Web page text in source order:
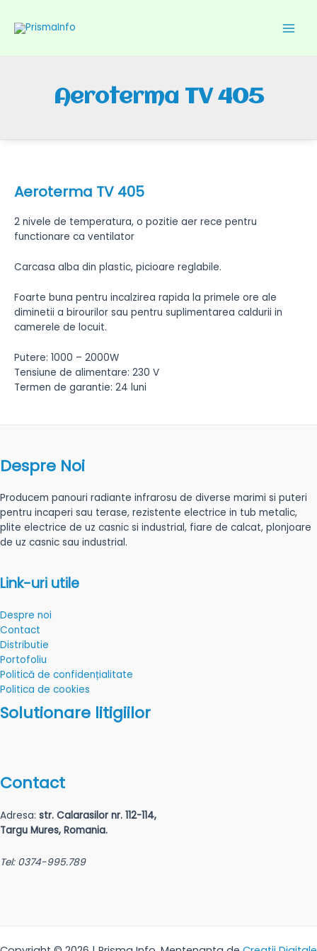
content
Aeroterma TV 405
Aeroterma TV 405
2 nivele de temperatura, o pozitie aer rece pentru
functionare ca ventilator
Carcasa alba din plastic, picioare reglabile.
Foarte buna pentru incalzirea rapida la primele ore ale
diminetii a birourilor sau pentru suplimentarea caldurii in
camerele de locuit.
Putere: 1000 – 2000W
Tensiune de alimentare: 230 V
Termen de garantie: 24 luni
Despre Noi
Producem panouri radiante infrarosu de diverse marimi si puteri
pentru incaperi sau terase, rezistente electrice in tub metalic,
plite electrice de uz casnic si industrial, fiare de calcat, plonjoare
de uz casnic sau industrial.
Link-uri utile
Despre noi
Contact
Distributie
Portofoliu
Politică de confidențialitate
Politica de cookies
Solutionare litigiilor
Contact
Adresa: str. Calarasilor nr. 112-114,
Targu Mures, Romania.
Tel: 0374-995.789